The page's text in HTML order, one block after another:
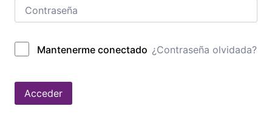
Mantenerme conectado ¿Contraseña olvidada?
Acceder